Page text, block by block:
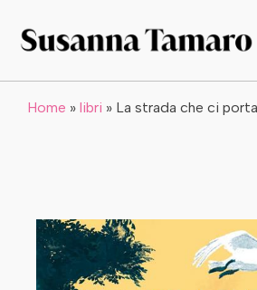
Home » libri » La strada che ci